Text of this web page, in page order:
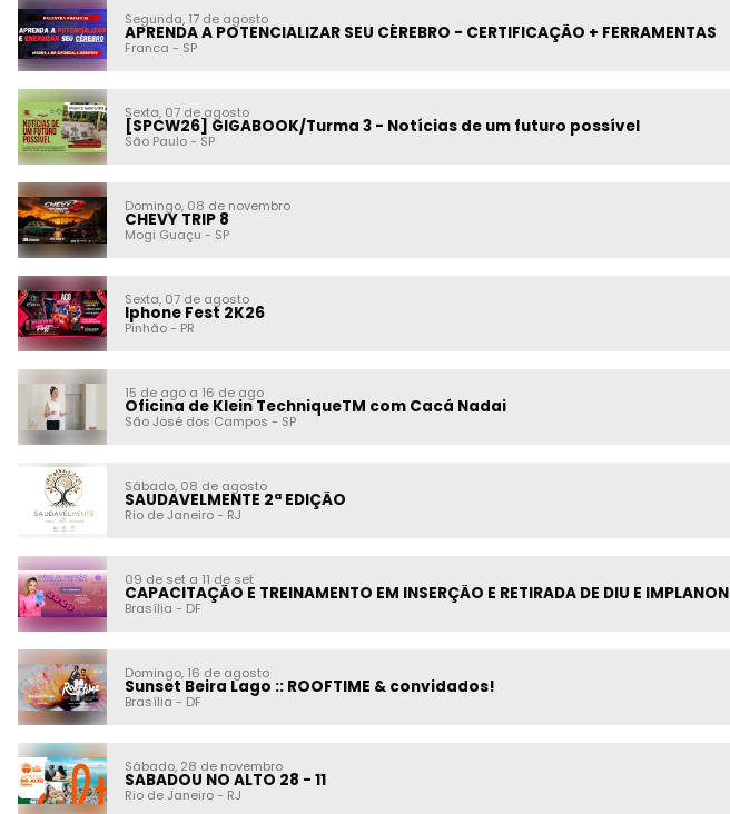
Segunda, 17 de agosto
APRENDA A POTENCIALIZAR SEU CÉREBRO - CERTIFICAÇÃO + FERRAMENTAS
Franca - SP
Sexta, 07 de agosto
[SPCW26] GIGABOOK/Turma 3 - Notícias de um futuro possível
São Paulo- SP
Domingo, 08 de novembro
CHEVY TRIP 8
Mogi Guaçu - SP
Sexta, 07 de agosto
Iphone Fest 2K26
Pinhão- PR
15 de ago a 16 de ago
Oficina de Klein TechniqueTM com Cacá Nadai
São José dos Campos - SP
Sábado, 08 de agosto
SAUDAVELMENTE 2ª EDIÇÃO
Rio de Janeiro- RJ
09 de set a 11 de set
CAPACITAÇÃO E TREINAMENTO EM INSERÇÃO E RETIRADA DE DIU E IMPLANON
Brasília - DF
Domingo, 16 de agosto
Sunset Beira Lago :: ROOFTIME & convidados!
Brasília - DF
Sábado, 28 de novembro
SABADOU NO ALTO 28 - 11
Rio de Janeiro- RJ